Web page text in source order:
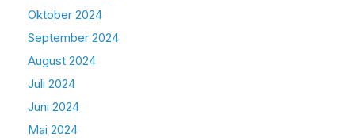
Oktober 2024
September 2024
August 2024
Juli 2024
Juni 2024
Mai 2024